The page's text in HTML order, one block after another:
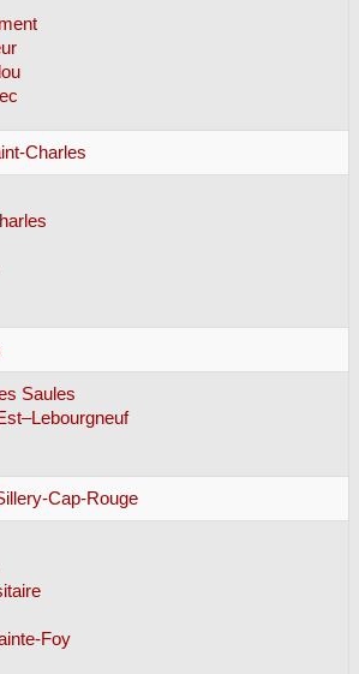
Charles
Saules
Cap-Rouge
Foy